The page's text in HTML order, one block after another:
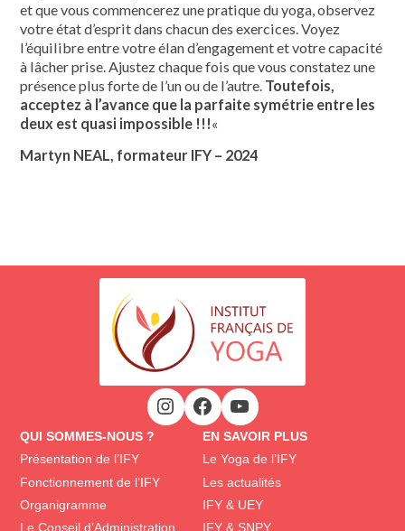
et que vous commencerez une pratique du yoga, observez
votre état d’esprit dans chacun des exercices. Voyez
l’équilibre entre votre élan d’engagement et votre capacité
à lâcher prise. Ajustez chaque fois que vous constatez une
présence plus forte de l’un ou de l’autre. Toutefois,
acceptez à l’avance que la parfaite symétrie entre les
deux est quasi impossible !!!«
Martyn NEAL, formateur IFY – 2024
QUI SOMMES-NOUS ?
Présentation de l’IFY
Fonctionnement de l’IFY
Organigramme
Le Conseil d’Administration
EN SAVOIR PLUS
Le Yoga de l’IFY
Les actualités
IFY & UEY
IFY & SNPY